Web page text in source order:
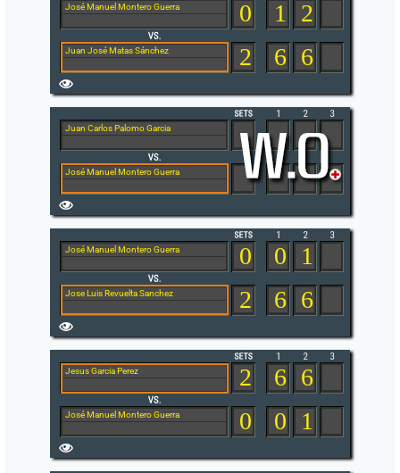
José Manuel Montero Guerra
Juan José Matas Sánchez
0
2
1
2
6 6
Juan Carlos Palomo Garcia
José Manuel Montero Guerra
José Manuel Montero Guerra
Jose Luis Revuelta Sanchez
0
2
0
1
6 6
Jesus Garcia Perez
José Manuel Montero Guerra
2
0
6 6
0
1